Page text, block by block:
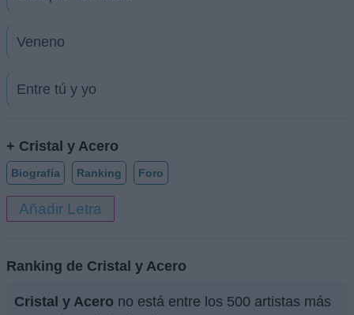
Veneno
Entre tú y yo
+ Cristal y Acero
Biografía Ranking Foro
Añadir Letra
Ranking de Cristal y Acero
Cristal y Acero no está entre los 500 artistas más